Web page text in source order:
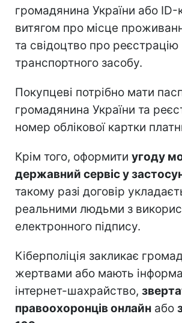
громадянина України або ID-
витягом про місце
та свідоцтво про реєстрацію
транспортного засобу.
Покупцеві потрібно мати
громадянина України та
номер облікової картки
Крім того, оформити угоду
державний сервіс у
такому разі договір
реальними людьми з
електронного підпису.
Кіберполіція закликає
жертвами або мають
інтернет-шахрайство,
правоохоронців онлайн або